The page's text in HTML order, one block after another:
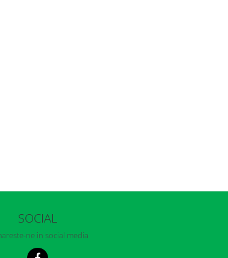
SOCIAL
ne in social media